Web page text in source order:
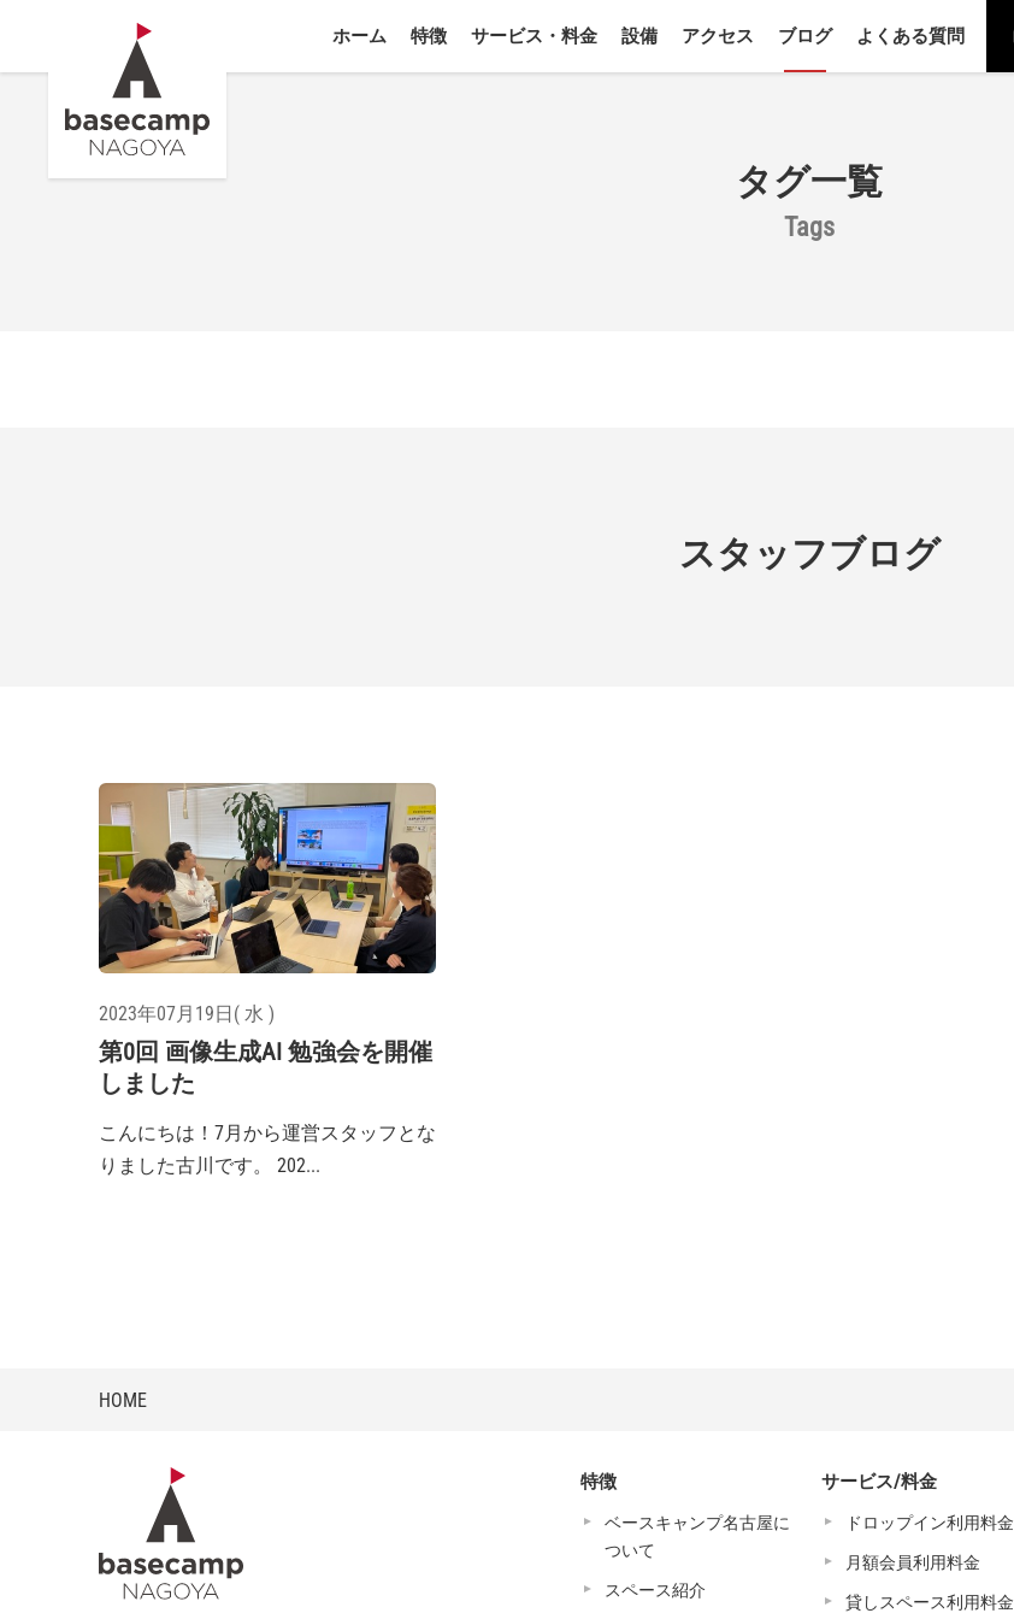
ホーム 特徴 サービス・料金 設備 アクセス ブログ よくある質問
タグ一覧
Tags
スタッフブログ
2023年07月19日( 水 )
第0回 画像生成AI 勉強会を開催
しました
こんにちは！7月から運営スタッフとな
りました古川です。 202...
HOME
特徴
ベースキャンプ名古屋に
ついて
スペース紹介
サービス/料金
ドロップイン利用料金
月額会員利用料金
貸しスペース利用料金